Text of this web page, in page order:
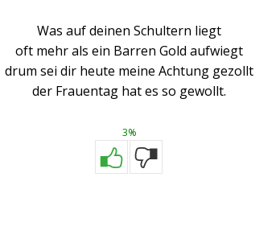
Was auf deinen Schultern liegt
oft mehr als ein Barren Gold aufwiegt
drum sei dir heute meine Achtung gezollt
der Frauentag hat es so gewollt.
3%